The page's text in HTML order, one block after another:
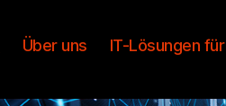
Über uns IT-Lösungen für